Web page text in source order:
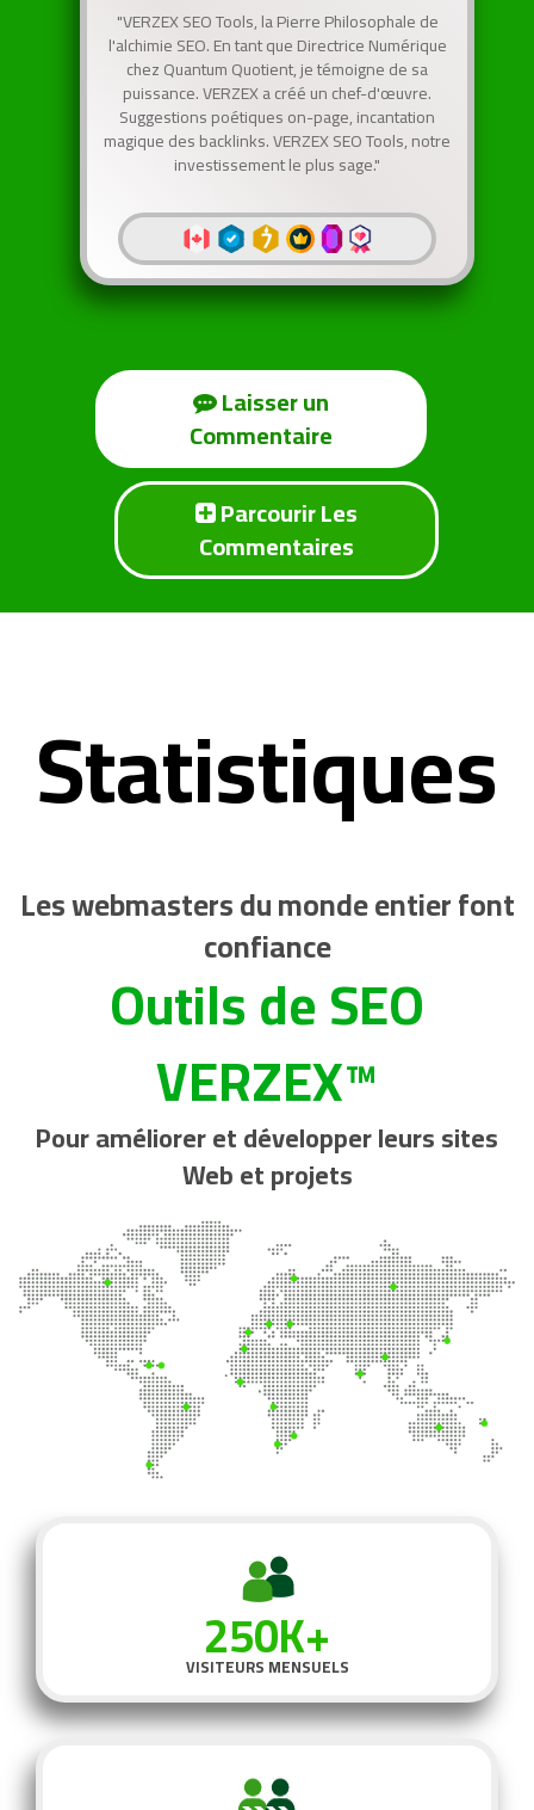
"VERZEX SEO Tools, la Pierre Philosophale de
l'alchimie SEO. En tant que Directrice Numérique
chez Quantum Quotient, je témoigne de sa
puissance. VERZEX a créé un chef-d'œuvre.
Suggestions poétiques on-page, incantation
magique des backlinks. VERZEX SEO Tools, notre
investissement le plus sage."
Commentaire
Commentaires
Statistiques
Les webmasters du monde entier font
confiance
Outils de SEO
VERZEX™
Pour améliorer et développer leurs sites
Web et projets
250K+
VISITEURS MENSUELS